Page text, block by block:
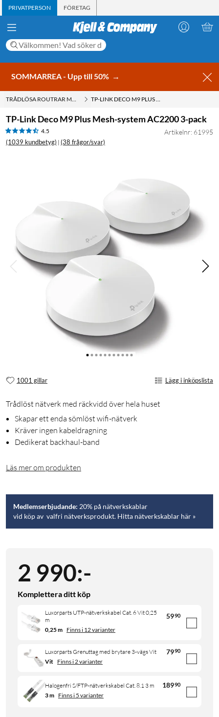
PRIVATPERSON FÖRETAG
SOMMARREA - Upp till 50% →
TRÅDLÖSA ROUTRAR MED WIFI TP-LINK DECO M9 PLUS MESH-SYSTEM AC2200 3-PACK
TP-Link Deco M9 Plus Mesh-system AC2200 3-pack
4.5
(1039 kundbetyg) | (38 frågor/svar)
Artikelnr: 61995
1001 gillar Lägg i inköpslista
Trådlöst nätverk med räckvidd över hela huset
Skapar ett enda sömlöst wifi-nätverk
Kräver ingen kabeldragning
Dedikerat backhaul-band
Läs mer om produkten
Medlemserbjudande: 20% på nätverkskablar
vid köp av valfri nätverksprodukt. Hitta nätverkskablar här »
2 990:-
Komplettera ditt köp
Luxorparts UTP-nätverkskabel Cat. 6 Vit 0,25
m
5990
0,25 m Finns i 12 varianter
Luxorparts Grenuttag med brytare 3-vägs Vit 7990
Vit Finns i 2 varianter
Halogenfri S/FTP-nätverkskabel Cat. 8.1 3 m 18990
3 m Finns i 5 varianter